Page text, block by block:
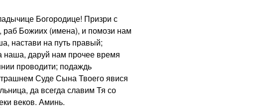
Богородице! Призри с
Божиих (имена), и помози нам
настави на путь правый;
наша, даруй нам прочее время
проводити; подаждь
Суде Сына Твоего явися
да всегда славим Тя со
веков. Аминь.